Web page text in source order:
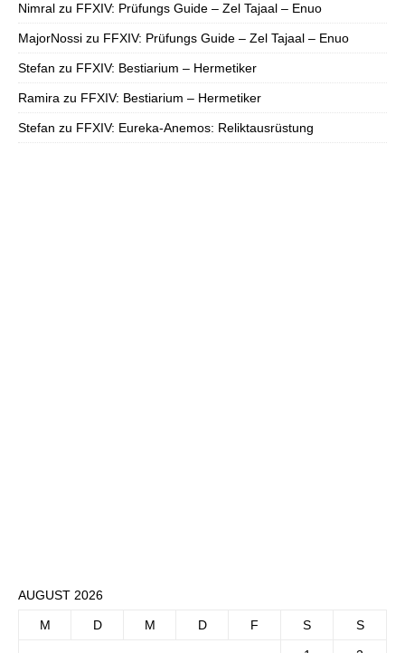
Nimral zu FFXIV: Prüfungs Guide – Zel Tajaal – Enuo
MajorNossi zu FFXIV: Prüfungs Guide – Zel Tajaal – Enuo
Stefan zu FFXIV: Bestiarium – Hermetiker
Ramira zu FFXIV: Bestiarium – Hermetiker
Stefan zu FFXIV: Eureka-Anemos: Reliktausrüstung
AUGUST 2026
M D M D F S S